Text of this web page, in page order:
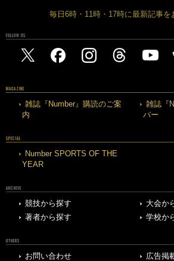
毎日6時・11時・17時に最新記事を
FOLLOW US
MAGAZINE
雑誌『Number』購読のご案
内
雑誌『
バー
SPECIAL
Number SPORTS OF THE
YEAR
ARCHIVE
競技から探す
大会か
著者から探す
学校か
OTHERS
お問い合わせ
広告掲